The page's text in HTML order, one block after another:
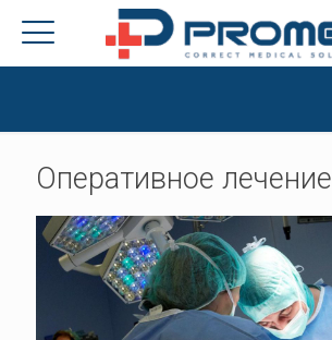
Оперативное лечение